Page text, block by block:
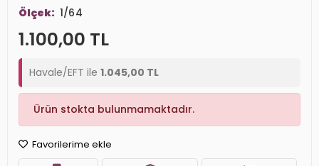
Ölçek: 1/64
1.100,00 TL
Havale/EFT ile 1.045,00 TL
Ürün stokta bulunmamaktadır.
Favorilerime ekle